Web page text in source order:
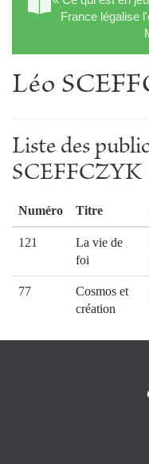
France légalise
Léo
Liste des
SCEFFCZYK
Numéro Titre
121
La vie de
foi
77
Cosmos et
création